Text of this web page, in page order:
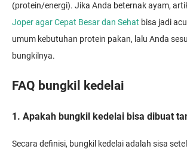
(protein/energi). Jika Anda beternak ayam,
Joper agar Cepat Besar dan Sehat bisa jadi
umum kebutuhan protein pakan, lalu Anda
bungkilnya.
FAQ bungkil kedelai
1. Apakah bungkil kedelai bisa dibuat
Secara definisi, bungkil kedelai adalah sisa